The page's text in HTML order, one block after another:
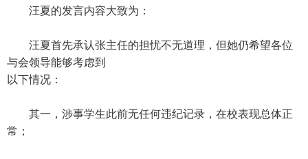
汪夏的发言内容大致为：
汪夏首先承认张主任的担忧不无道理，但她仍希望各位
与会领导能够考虑到
以下情况：
其一，涉事学生此前无任何违纪记录，在校表现总体正
常；